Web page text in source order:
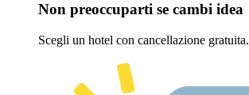
Non preoccuparti se cambi idea
Scegli un hotel con cancellazione gratuita.